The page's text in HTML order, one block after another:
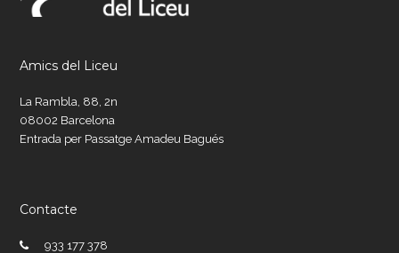
Amics del Liceu
La Rambla, 88, 2n
08002 Barcelona
Entrada per Passatge Amadeu Bagués
Contacte
933 177 378